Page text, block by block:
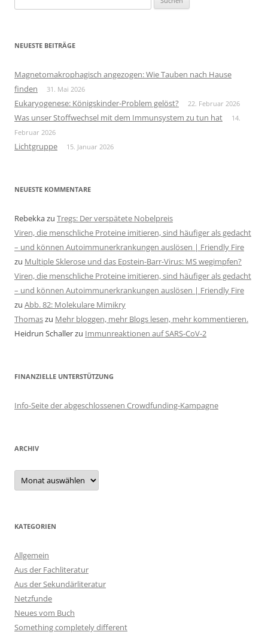
nach:
NEUESTE BEITRÄGE
Magnetomakrophagisch angezogen: Wie Tauben nach Hause
finden
31. Mai 2026
Eukaryogenese: Königskinder-Problem gelöst? 22. Februar 2026
Was unser Stoffwechsel mit dem Immunsystem zu tun hat
14.
Februar 2026
Lichtgruppe 15. Januar 2026
NEUESTE KOMMENTARE
Rebekkazu Tregs: Der verspätete Nobelpreis
Viren, die menschliche Proteine imitieren, sind häufiger als gedacht
– und können Autoimmunerkrankungen auslösen | Friendly Fire
zu Multiple Sklerose und das Epstein-Barr-Virus: MS wegimpfen?
Viren, die menschliche Proteine imitieren, sind häufiger als gedacht
– und können Autoimmunerkrankungen auslösen | Friendly Fire
zu Abb. 82: Molekulare Mimikry
Thomaszu Mehr bloggen, mehr Blogs lesen, mehr kommentieren.
Heidrun Schallerzu Immunreaktionen auf SARS-CoV-2
FINANZIELLE UNTERSTÜTZUNG
Info-Seite der abgeschlossenen Crowdfunding-Kampagne
ARCHIV
Archiv
KATEGORIEN
Allgemein
Aus der Fachliteratur
Aus der Sekundärliteratur
Netzfunde
Neues vom Buch
Something completely different